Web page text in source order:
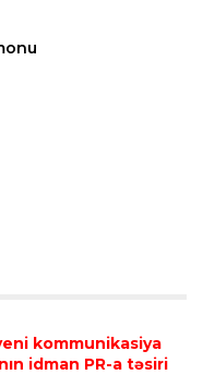
kommunikasiya
idman PR-a təsiri